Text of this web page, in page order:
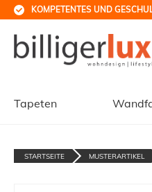
KOMPETENTES UND
Tapeten
STARTSEITE MUSTERARTIKEL